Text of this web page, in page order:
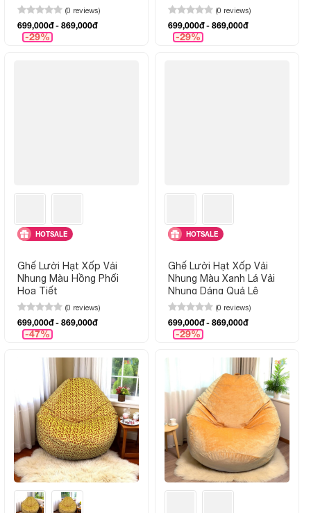
(0 reviews)
699,000đ - 869,000đ
-29%
(0 reviews)
699,000đ - 869,000đ
-29%
HOTSALE
Ghế Lười Hạt Xốp Vải
Nhung Màu Hồng Phối
Họa Tiết
(0 reviews)
699,000đ - 869,000đ
-47%
HOTSALE
Ghế Lười Hạt Xốp Vải
Nhung Màu Xanh Lá Vải
Nhung Dáng Quả Lê
(0 reviews)
699,000đ - 869,000đ
-29%